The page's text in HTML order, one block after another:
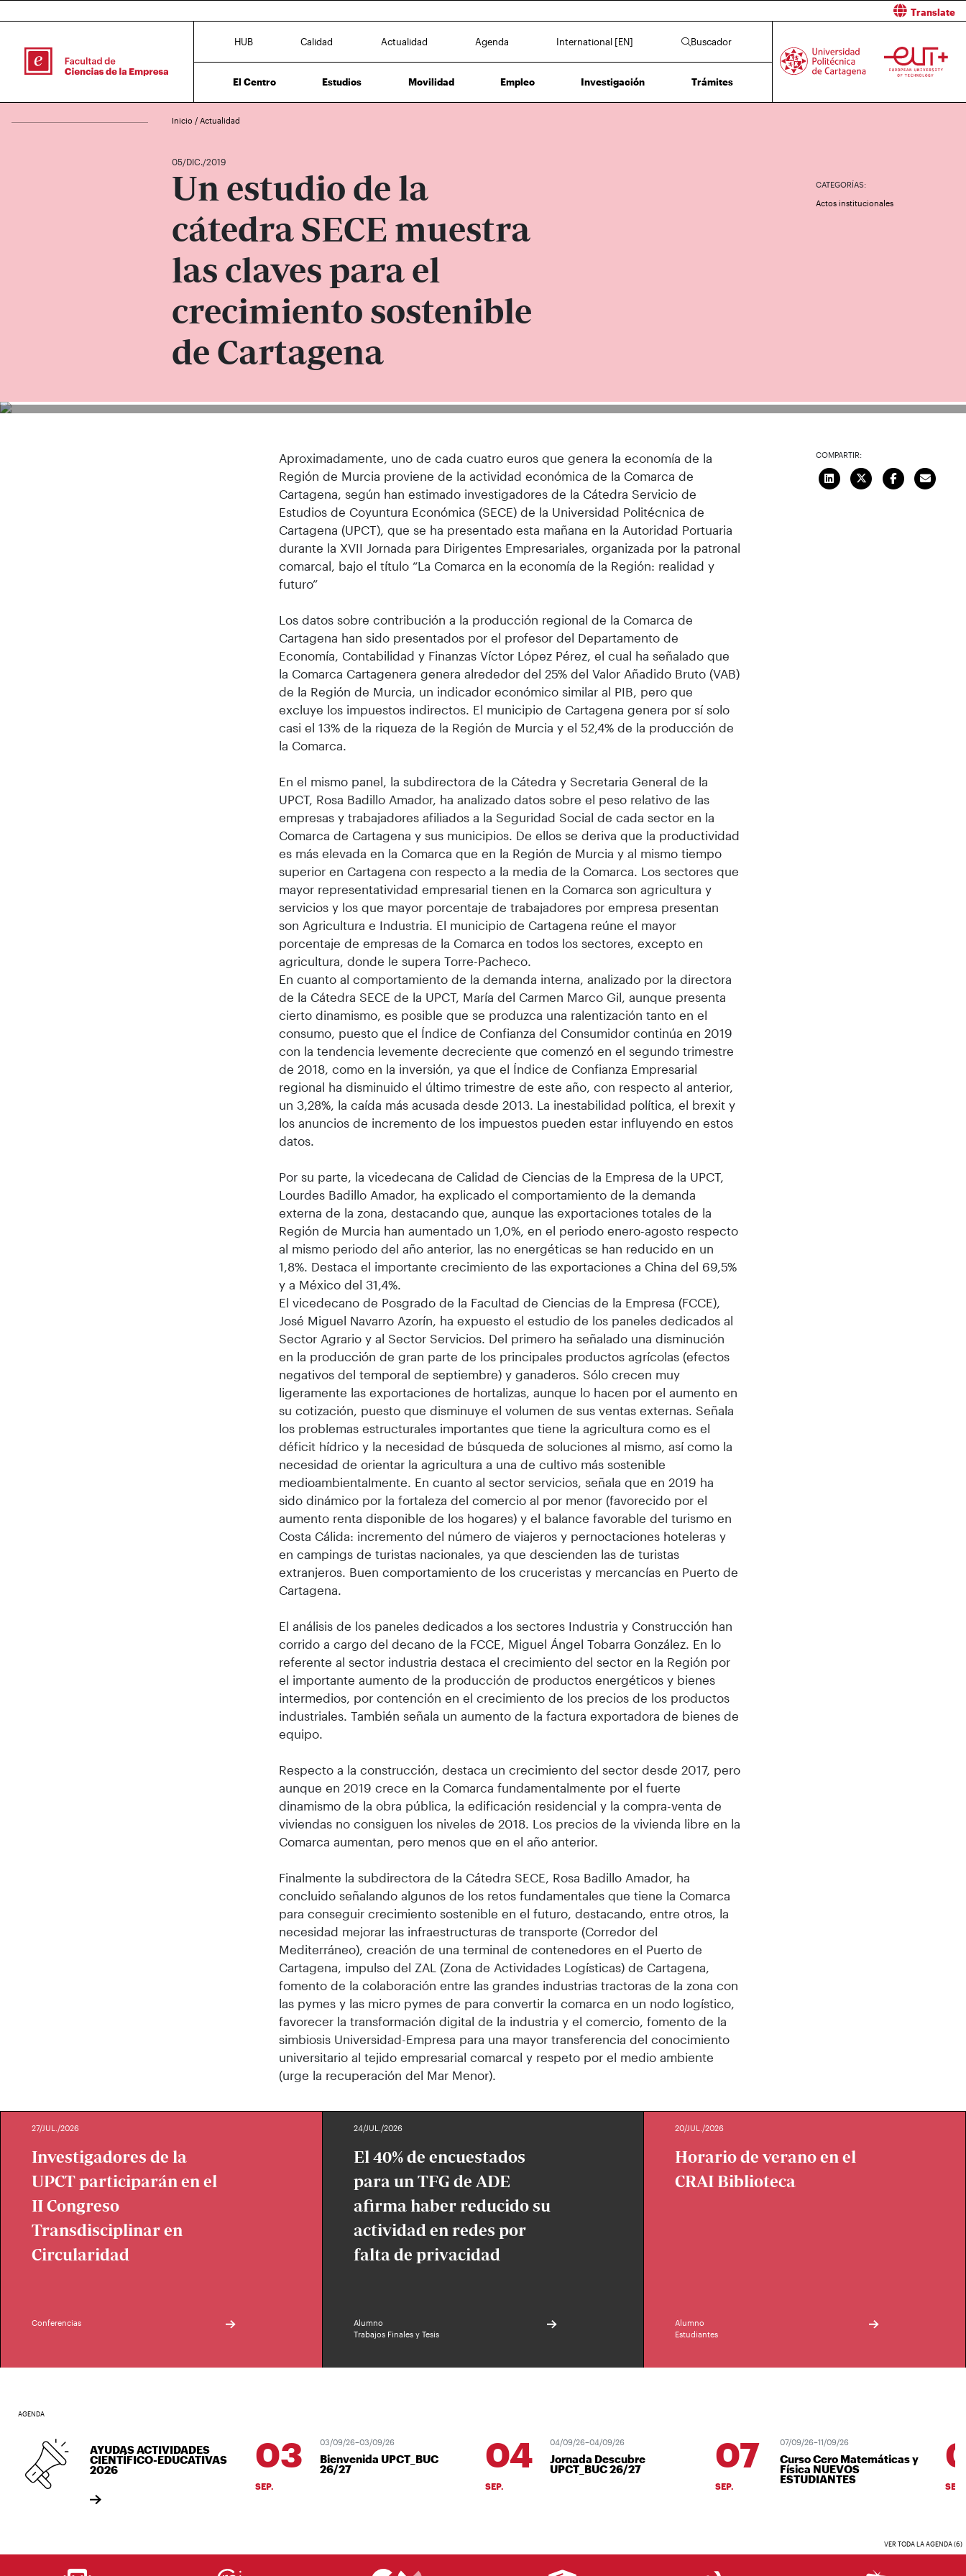
Translate
HUB Calidad Actualidad Agenda International [EN] Buscador
El Centro Estudios Movilidad Empleo Investigación Trámites
Inicio / Actualidad
05/DIC./2019
Un estudio de la
cátedra SECE muestra
las claves para el
crecimiento sostenible
de Cartagena
CATEGORÍAS:
Actos institucionales
Aproximadamente, uno de cada cuatro euros que genera la economía de la
Región de Murcia proviene de la actividad económica de la Comarca de
Cartagena, según han estimado investigadores de la Cátedra Servicio de
Estudios de Coyuntura Económica (SECE) de la Universidad Politécnica de
Cartagena (UPCT), que se ha presentado esta mañana en la Autoridad Portuaria
durante la XVII Jornada para Dirigentes Empresariales, organizada por la patronal
comarcal, bajo el título “La Comarca en la economía de la Región: realidad y
futuro”
Los datos sobre contribución a la producción regional de la Comarca de
Cartagena han sido presentados por el profesor del Departamento de
Economía, Contabilidad y Finanzas Víctor López Pérez, el cual ha señalado que
la Comarca Cartagenera genera alrededor del 25% del Valor Añadido Bruto (VAB)
de la Región de Murcia, un indicador económico similar al PIB, pero que
excluye los impuestos indirectos. El municipio de Cartagena genera por sí solo
casi el 13% de la riqueza de la Región de Murcia y el 52,4% de la producción de
la Comarca.
En el mismo panel, la subdirectora de la Cátedra y Secretaria General de la
UPCT, Rosa Badillo Amador, ha analizado datos sobre el peso relativo de las
empresas y trabajadores afiliados a la Seguridad Social de cada sector en la
Comarca de Cartagena y sus municipios. De ellos se deriva que la productividad
es más elevada en la Comarca que en la Región de Murcia y al mismo tiempo
superior en Cartagena con respecto a la media de la Comarca. Los sectores que
mayor representatividad empresarial tienen en la Comarca son agricultura y
servicios y los que mayor porcentaje de trabajadores por empresa presentan
son Agricultura e Industria. El municipio de Cartagena reúne el mayor
porcentaje de empresas de la Comarca en todos los sectores, excepto en
agricultura, donde le supera Torre-Pacheco.
En cuanto al comportamiento de la demanda interna, analizado por la directora
de la Cátedra SECE de la UPCT, María del Carmen Marco Gil, aunque presenta
cierto dinamismo, es posible que se produzca una ralentización tanto en el
consumo, puesto que el Índice de Confianza del Consumidor continúa en 2019
con la tendencia levemente decreciente que comenzó en el segundo trimestre
de 2018, como en la inversión, ya que el Índice de Confianza Empresarial
regional ha disminuido el último trimestre de este año, con respecto al anterior,
un 3,28%, la caída más acusada desde 2013. La inestabilidad política, el brexit y
los anuncios de incremento de los impuestos pueden estar influyendo en estos
datos.
Por su parte, la vicedecana de Calidad de Ciencias de la Empresa de la UPCT,
Lourdes Badillo Amador, ha explicado el comportamiento de la demanda
externa de la zona, destacando que, aunque las exportaciones totales de la
Región de Murcia han aumentado un 1,0%, en el periodo enero-agosto respecto
al mismo periodo del año anterior, las no energéticas se han reducido en un
1,8%. Destaca el importante crecimiento de las exportaciones a China del 69,5%
y a México del 31,4%.
El vicedecano de Posgrado de la Facultad de Ciencias de la Empresa (FCCE),
José Miguel Navarro Azorín, ha expuesto el estudio de los paneles dedicados al
Sector Agrario y al Sector Servicios. Del primero ha señalado una disminución
en la producción de gran parte de los principales productos agrícolas (efectos
negativos del temporal de septiembre) y ganaderos. Sólo crecen muy
ligeramente las exportaciones de hortalizas, aunque lo hacen por el aumento en
su cotización, puesto que disminuye el volumen de sus ventas externas. Señala
los problemas estructurales importantes que tiene la agricultura como es el
déficit hídrico y la necesidad de búsqueda de soluciones al mismo, así como la
necesidad de orientar la agricultura a una de cultivo más sostenible
medioambientalmente. En cuanto al sector servicios, señala que en 2019 ha
sido dinámico por la fortaleza del comercio al por menor (favorecido por el
aumento renta disponible de los hogares) y el balance favorable del turismo en
Costa Cálida: incremento del número de viajeros y pernoctaciones hoteleras y
en campings de turistas nacionales, ya que descienden las de turistas
extranjeros. Buen comportamiento de los cruceristas y mercancías en Puerto de
Cartagena.
El análisis de los paneles dedicados a los sectores Industria y Construcción han
corrido a cargo del decano de la FCCE, Miguel Ángel Tobarra González. En lo
referente al sector industria destaca el crecimiento del sector en la Región por
el importante aumento de la producción de productos energéticos y bienes
intermedios, por contención en el crecimiento de los precios de los productos
industriales. También señala un aumento de la factura exportadora de bienes de
equipo.
Respecto a la construcción, destaca un crecimiento del sector desde 2017, pero
aunque en 2019 crece en la Comarca fundamentalmente por el fuerte
dinamismo de la obra pública, la edificación residencial y la compra-venta de
viviendas no consiguen los niveles de 2018. Los precios de la vivienda libre en la
Comarca aumentan, pero menos que en el año anterior.
Finalmente la subdirectora de la Cátedra SECE, Rosa Badillo Amador, ha
concluido señalando algunos de los retos fundamentales que tiene la Comarca
para conseguir crecimiento sostenible en el futuro, destacando, entre otros, la
necesidad mejorar las infraestructuras de transporte (Corredor del
Mediterráneo), creación de una terminal de contenedores en el Puerto de
Cartagena, impulso del ZAL (Zona de Actividades Logísticas) de Cartagena,
fomento de la colaboración entre las grandes industrias tractoras de la zona con
las pymes y las micro pymes de para convertir la comarca en un nodo logístico,
favorecer la transformación digital de la industria y el comercio, fomento de la
simbiosis Universidad-Empresa para una mayor transferencia del conocimiento
universitario al tejido empresarial comarcal y respeto por el medio ambiente
(urge la recuperación del Mar Menor).
COMPARTIR:
27/JUL./2026
Investigadores de la
UPCT participarán en el
II Congreso
Transdisciplinar en
Circularidad
Conferencias
24/JUL./2026
El 40% de encuestados
para un TFG de ADE
afirma haber reducido su
actividad en redes por
falta de privacidad
Alumno
Trabajos Finales y Tesis
20/JUL./2026
Horario de verano en el
CRAI Biblioteca
Alumno
Estudiantes
AGENDA
AYUDAS ACTIVIDADES
CIENTÍFICO-EDUCATIVAS
2026 03
SEP.
03/09/26–03/09/26
Bienvenida UPCT_BUC
26/27 04
SEP.
04/09/26–04/09/26
Jornada Descubre
UPCT_BUC 26/27 07
SEP.
07/09/26–11/09/26
Curso Cero Matemáticas y
Física NUEVOS
ESTUDIANTES
SEP.
VER TODA LA AGENDA (6)